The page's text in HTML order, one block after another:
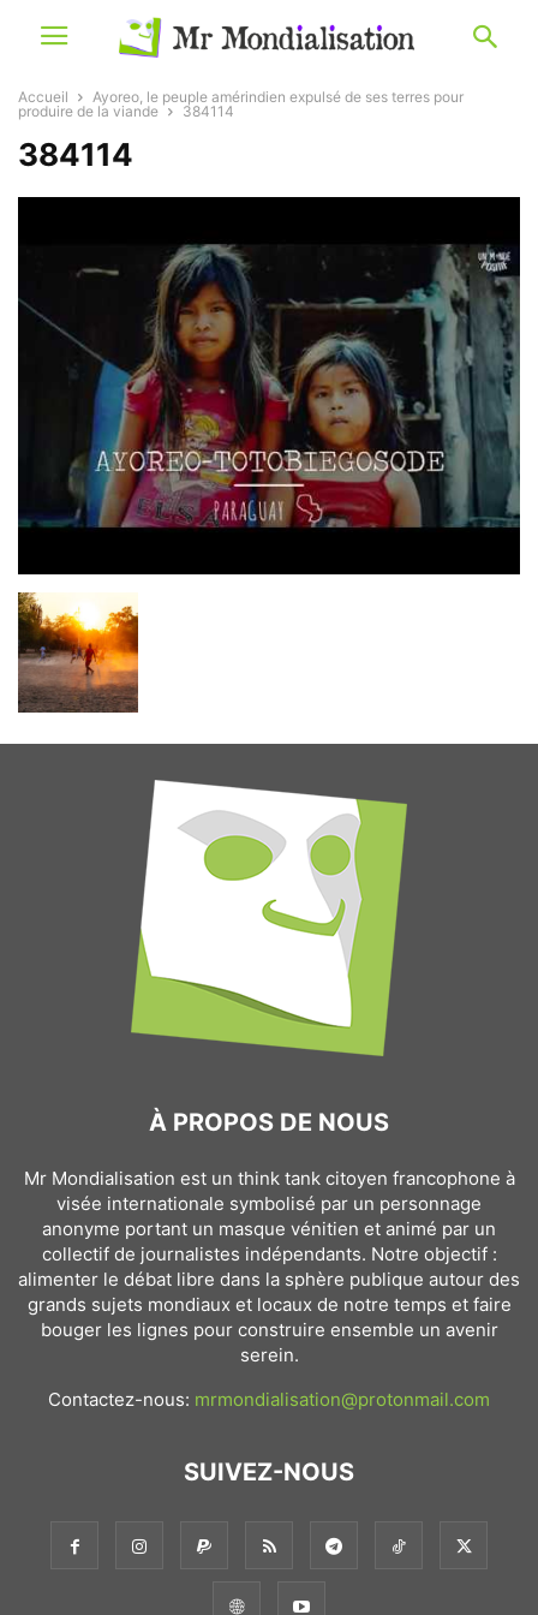
Accueil
Ayoreo, le peuple amérindien expulsé de ses terres pour
produire de la viande
384114
384114
À PROPOS DE NOUS
Mr Mondialisation est un think tank citoyen francophone à
visée internationale symbolisé par un personnage
anonyme portant un masque vénitien et animé par un
collectif de journalistes indépendants. Notre objectif :
alimenter le débat libre dans la sphère publique autour des
grands sujets mondiaux et locaux de notre temps et faire
bouger les lignes pour construire ensemble un avenir
serein.
Contactez-nous: mrmondialisation@protonmail.com
SUIVEZ-NOUS